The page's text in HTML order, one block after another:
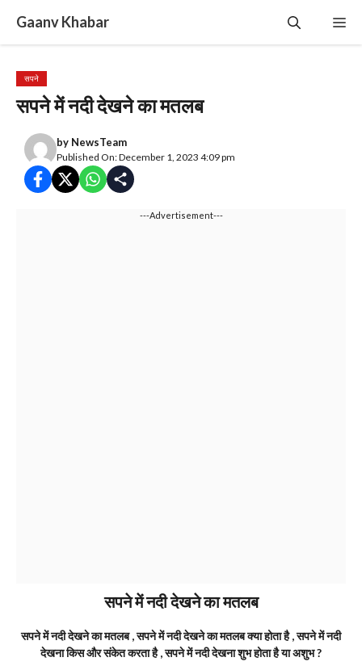
content
Gaanv Khabar
सपने
सपने में नदी देखने का मतलब
by NewsTeam
Published On: December 1, 2023 4:09 pm
---Advertisement---
सपने में नदी देखने का मतलब
सपने में नदी देखने का मतलब , सपने में नदी देखने का मतलब क्या होता है , सपने में नदी
देखना किस और संकेत करता है , सपने में नदी देखना शुभ होता है या अशुभ ?